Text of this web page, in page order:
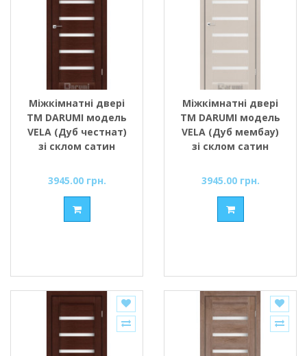
Міжкімнатні двері
ТМ DARUMI модель
VELA (Дуб честнат)
зі склом сатин
3945.00 грн.
Міжкімнатні двері
ТМ DARUMI модель
VELA (Дуб мембау)
зі склом сатин
3945.00 грн.